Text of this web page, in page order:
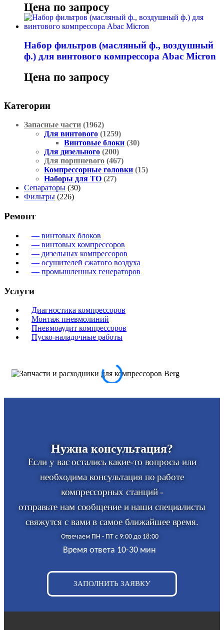
Цена по запросу
Набор фильтров (масляный ф., воздушный
ф.) для винтового компрессора Abac Micron
Цена по запросу
Категории
Запасные части (1962)
Для винтового (1259)
Винтовые блоки (30)
Для дизельного (200)
Для поршневого (467)
Компрессорные головки (15)
Наборы для ТО (27)
Сепараторы (30)
Фильтры (226)
Ремонт
— винтовых блоков
— винтовых компрессоров
— дизельных компрессоров
— осушителей сжатого воздуха
— промышленных генераторов
Услуги
Диагностика компрессоров
Монтаж пневмолиний
Пневмоаудит компрессоров
Пуско-наладочные работы
Нужна консультация?
Если у вас остались какие-то вопросы или
необходима консультация по работе
компрессорных станций -
отправьте нам сообщение и наши специалисты
свяжутся с вами в самое ближайшее время.
Отвечаем ПН - ПТ с 9:00 до 18:00
Время ответа 10-30 мин
ЗАПОЛНИТЬ ЗАЯВКУ